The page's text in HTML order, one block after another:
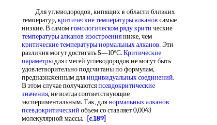
Для углеводородов, кипящих в области близких
температур,критические температуры алканов самые
низкие. В самомгомологическом рядукрити ческие
температуры алканов изостроенияниже, чем
критические температурынормальных алканов. Эти
различия могут достигать 5—10°С. Критические
параметрыдля смесей углеводородов не могут быть
удовлетворительно подсчитаны по формулам,
предназначенным дляиндивидуальных соединений.
В этом случае получаютсяпсевдокритические
значения, не всегда соответствующие
экспериментальным. Так, длянормальных алканов
псевдокритический объем со ставляет 0,0043
молекулярной массы.
[c.189]